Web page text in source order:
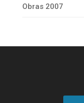
Obras 2007